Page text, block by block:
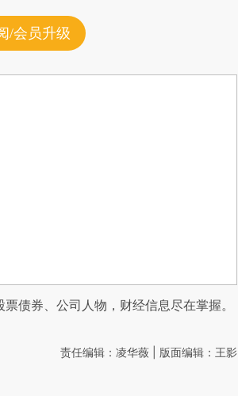
/会员升级
债券、公司人物，财经信息尽在掌握。
责任编辑：凌华薇 | 版面编辑：王影